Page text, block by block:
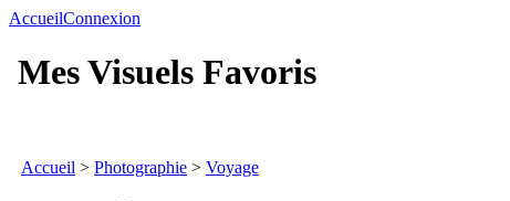
AccueilConnexion
Mes Visuels Favoris
Accueil > Photographie > Voyage